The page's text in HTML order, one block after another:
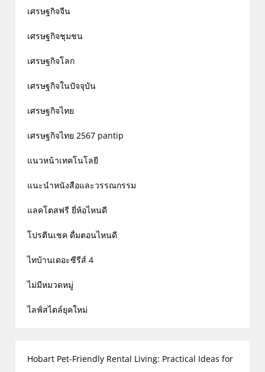
เศรษฐกิจจีน
เศรษฐกิจชุมชน
เศรษฐกิจโลก
เศรษฐกิจในปัจจุบัน
เศรษฐกิจไทย
เศรษฐกิจไทย 2567 pantip
แนวหน้าเทคโนโลยี
แนะนำหนังสือและวรรณกรรม
แลคโตสฟรี ยี่ห้อไหนดี
โปรตีนเชค ดื่มตอนไหนดี
ไทบ้านเดอะซีรีส์ 4
ไม่มีหมวดหมู่
ไลฟ์สไตล์ยุคใหม่
Hobart Pet-Friendly Rental Living: Practical Ideas for